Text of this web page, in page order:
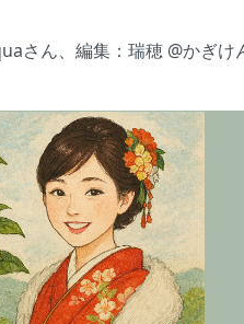
さん、編集：瑞穂 @かぎけ